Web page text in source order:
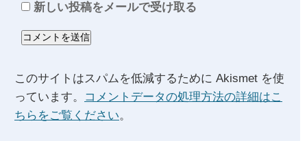
新しい投稿をメールで受け取る
このサイトはスパムを低減するために Akismet を使
っています。
コメントデータの処理方法の詳細はこ
ちらをご覧ください。